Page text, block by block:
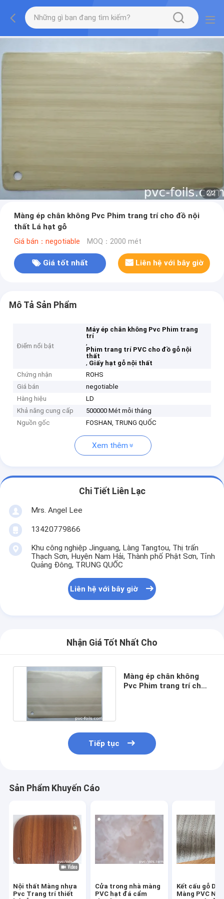
2/2
Màng ép chân không Pvc Phim trang trí cho đồ nội
thất Lá hạt gỗ
Giá bán：negotiable MOQ：2000 mét
Giá tốt nhất Liên hệ với bây giờ
Mô Tả Sản Phẩm
Điểm nổi bật
Máy ép chân không Pvc Phim trang
trí
,
Phim trang trí PVC cho đồ gỗ nội
thất
, Giấy hạt gỗ nội thất
Chứng nhận
ROHS
Giá bán
negotiable
Hàng hiệu
LD
Khả năng cung cấp
500000 Mét mỗi tháng
Nguồn gốc
FOSHAN, TRUNG QUỐC
Xem thêm
Chi Tiết Liên Lạc
Mrs. Angel Lee
13420779866
Khu công nghiệp Jinguang, Làng Tangtou, Thị trấn
Thạch Sơn, Huyện Nam Hải, Thành phố Phật Sơn, Tỉnh
Quảng Đông, TRUNG QUỐC
Liên hệ với bây giờ
Nhận Giá Tốt Nhất Cho
Màng ép chân không
Pvc Phim trang trí cho
Tiếp tục
Sản Phẩm Khuyến Cáo
Nội thất Màng nhựa
Pvc Trang trí thiết
Cửa trong nhà màng
PVC hạt đá cẩm
Kết cấu gỗ
Màng PVC